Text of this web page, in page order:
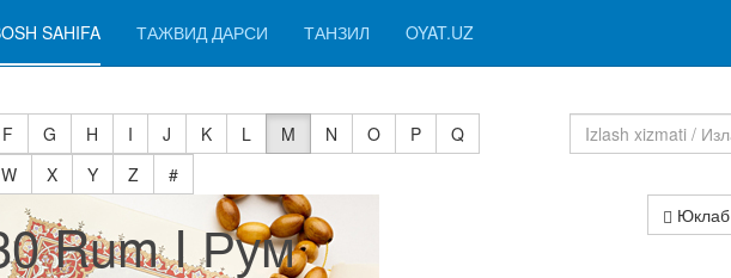
SAHIFA ТАЖВИД ДАРСИ ТАНЗИЛ OYAT.UZ
F G H I J K L M N O P
Q
W X Y Z
#
Rum I Рум